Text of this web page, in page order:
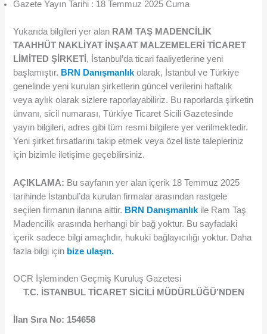
Gazete Yayın Tarihi : 18 Temmuz 2025 Cuma
Yukarıda bilgileri yer alan RAM TAŞ MADENCİLİK
TAAHHÜT NAKLİYAT İNŞAAT MALZEMELERİ TİCARET
LİMİTED ŞİRKETİ , İstanbul’da ticari faaliyetlerine yeni
başlamıştır. BRN Danışmanlıkolarak, İstanbul ve Türkiye
genelinde yeni kurulan şirketlerin güncel verilerini haftalık
veya aylık olarak sizlere raporlayabiliriz. Bu raporlarda şirketin
ünvanı, sicil numarası, Türkiye Ticaret Sicili Gazetesinde
yayın bilgileri, adres gibi tüm resmi bilgilere yer verilmektedir.
Yeni şirket fırsatlarını takip etmek veya özel liste talepleriniz
için bizimle iletişime geçebilirsiniz.
AÇIKLAMA: Bu sayfanın yer alan içerik 18 Temmuz 2025
tarihinde İstanbul’da kurulan firmalar arasından rastgele
seçilen firmanın ilanına aittir. BRN Danışmanlık ile Ram Taş
Madencilik arasında herhangi bir bağ yoktur. Bu sayfadaki
içerik sadece bilgi amaçlıdır, hukuki bağlayıcılığı yoktur. Daha
fazla bilgi için bize ulaşın.
OCR İşleminden Geçmiş Kuruluş Gazetesi
T.C. İSTANBUL TİCARET SİCİLİ MÜDÜRLÜĞÜ’NDEN
İlan Sıra No: 154658